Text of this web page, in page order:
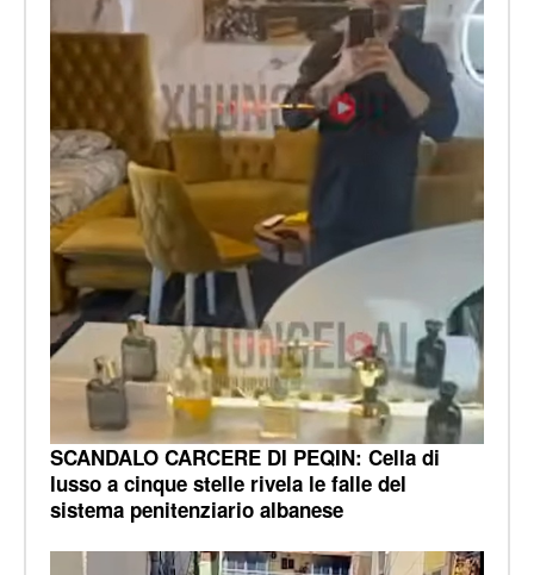
SCANDALO CARCERE DI PEQIN: Cella di
lusso a cinque stelle rivela le falle del
sistema penitenziario albanese